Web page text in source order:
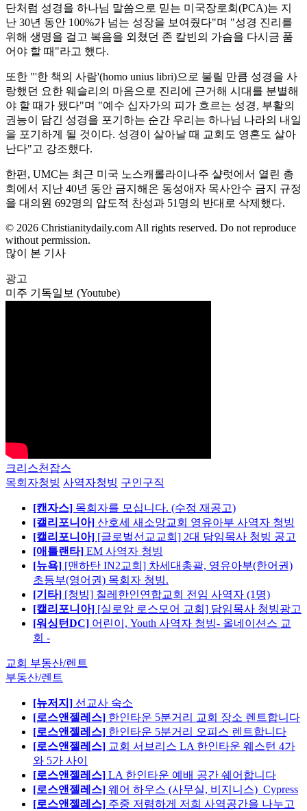
단처럼 성경을 하나님 말씀으로 믿는 미국장로회(PCA)는 지
난 30년 동안 100%가 넘는 성장을 보여줬다"며 "성경 진리를
위해 생명을 걸고 복음을 외쳤던 존 칼빈의 가슴을 다시금 품
어야 할 때"라고 했다.
또한 "'한 책의 사람'(homo unius libri)으로 불릴 만큼 성경을 사
랑했던 요한 웨슬리의 마음으로 진리에 근거해 시대를 분별해
야 할 때가 됐다"며 "예수 십자가의 피가 흐르는 성경, 부활의
권능이 담긴 성경을 포기하는 순간 우리는 하나님 나라의 내일
을 포기하게 될 것이다. 성경이 살아날 때 교회도 영혼도 살아
난다"고 강조했다.
한편, UMC는 최근 미국 노스캐롤라이나주 샬럿에서 열린 총
회에서 지난 40년 동안 금지해온 동성애자 목사안수 금지 규정
을 대의원 692명의 압도적 찬성과 51명의 반대로 삭제했다.
© 2026 Christianitydaily.com All rights reserved. Do not reproduce
without permission.
많이 본 기사
광고
미주 기독일보 (Youtube)
크리스천잡스
목회자청빙 사역자청빙 구인구직
[캔자스] 목회자를 모십니다. (수정 재공고)
[캘리포니아] 산호세 새소망교회 영유아부 사역자 청빙
[캘리포니아] [글로벌선교교회] 2대 담임목사 청빙 공고
[애틀랜타] EM 사역자 청빙
[뉴욕] [맨하탄 IN2교회] 차세대총괄, 영유아부(한어권)
초등부(영어권) 목회자 청빙.
[기타] [청빙] 칠레한인연합교회 전임 사역자 (1명)
[캘리포니아] [실로암 로스모어 교회] 담임목사 청빙광고
[워싱턴DC] 어린이, Youth 사역자 청빙- 올네이션스 교
회 -
교회 부동산/렌트
부동산/렌트
[뉴저지] 선교사 숙소
[로스앤젤레스] 한인타운 5분거리 교회 장소 렌트합니다
[로스앤젤레스] 한인타운 5분거리 오피스 렌트합니다
[로스앤젤레스] 교회 서브리스 LA 한인타운 웨스턴 4가
와 5가 사이
[로스앤젤레스] LA 한인타운 예배 공간 쉐어합니다
[로스앤젤레스] 웨어 하우스 (사무실, 비지니스)_Cypress
[로스앤젤레스] 주중 저렴하게 저희 사역공간을 나누고